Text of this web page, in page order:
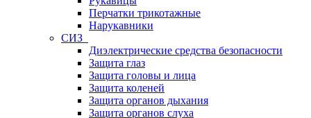
Перчатки трикотажные
Нарукавники
СИЗ
Диэлектрические средства безопасности
Защита глаз
Защита головы и лица
Защита коленей
Защита органов дыхания
Защита органов слуха